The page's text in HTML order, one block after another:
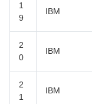
1
9
IBM
2
0
IBM
2
1
IBM